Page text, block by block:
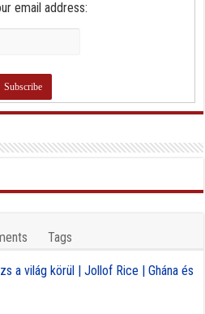
email address:
Tags
a világ körül | Jollof Rice | Ghána és